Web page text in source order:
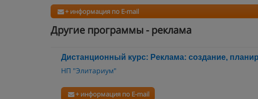
+ информация по E-mail
Другие программы - реклама
Дистанционный курс: Реклама: создание,
НП "Элитариум"
+ информация по E-mail